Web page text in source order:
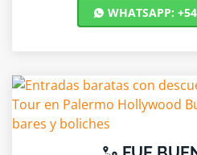
WHATSAPP: